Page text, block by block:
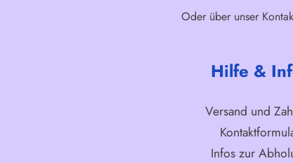
Oder über unser
Hilfe &
Versand und
Infos zur